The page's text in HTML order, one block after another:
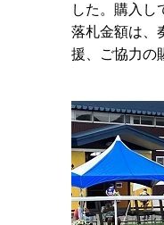
した。購入し
落札金額は、
援、ご協力の